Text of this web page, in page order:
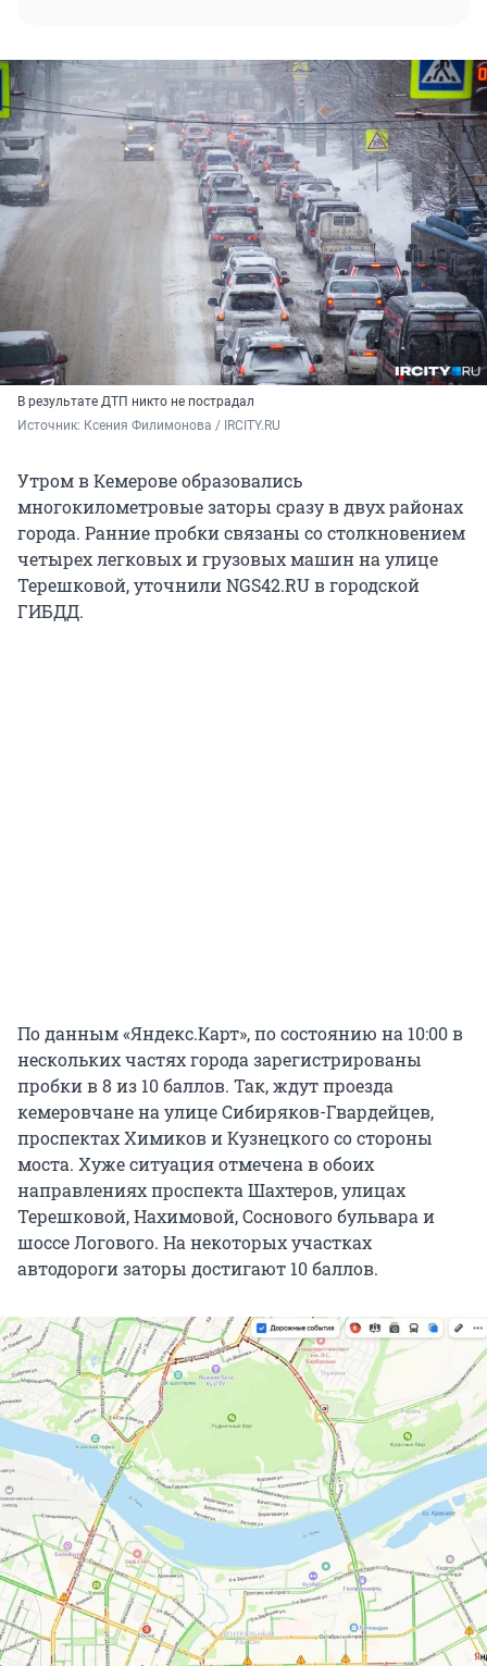
В результате ДТП никто не пострадал
Источник: Ксения Филимонова / IRCITY.RU
Утром в Кемерове образовались
многокилометровые заторы сразу в двух районах
города. Ранние пробки связаны со столкновением
четырех легковых и грузовых машин на улице
Терешковой, уточнили NGS42.RU в городской
ГИБДД.
По данным «Яндекс.Карт», по состоянию на 10:00 в
нескольких частях города зарегистрированы
пробки в 8 из 10 баллов. Так, ждут проезда
кемеровчане на улице Сибиряков-Гвардейцев,
проспектах Химиков и Кузнецкого со стороны
моста. Хуже ситуация отмечена в обоих
направлениях проспекта Шахтеров, улицах
Терешковой, Нахимовой, Соснового бульвара и
шоссе Логового. На некоторых участках
автодороги заторы достигают 10 баллов.